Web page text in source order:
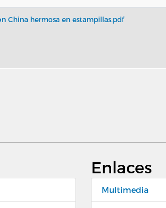
China hermosa en estampillas.pdf
Enlaces
Multimedia